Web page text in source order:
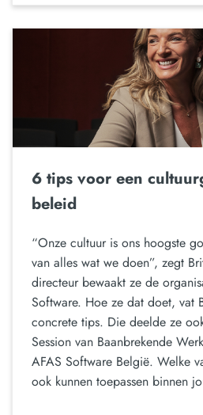
6 tips voor een
beleid
“Onze cultuur is ons hoogste
van alles wat we doen”, zegt
directeur bewaakt ze de
Software. Hoe ze dat doet, vat
concrete tips. Die deelde ze
Session van Baanbrekende
AFAS Software België. Welke
ook kunnen toepassen binnen